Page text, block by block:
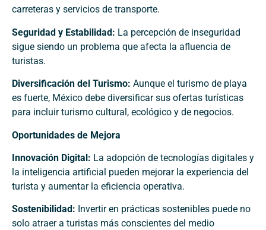
carreteras y servicios de transporte.
Seguridad y Estabilidad: La percepción de inseguridad
sigue siendo un problema que afecta la afluencia de
turistas.
Diversificación del Turismo: Aunque el turismo de playa
es fuerte, México debe diversificar sus ofertas turísticas
para incluir turismo cultural, ecológico y de negocios.
Oportunidades de Mejora
Innovación Digital: La adopción de tecnologías digitales y
la inteligencia artificial pueden mejorar la experiencia del
turista y aumentar la eficiencia operativa.
Sostenibilidad: Invertir en prácticas sostenibles puede no
solo atraer a turistas más conscientes del medio